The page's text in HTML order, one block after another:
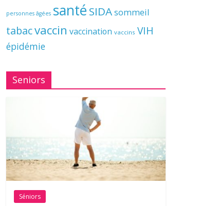
personnes âgées santé SIDAsommeil
tabacvaccin vaccination vaccins VIH
épidémie
Seniors
Séniors